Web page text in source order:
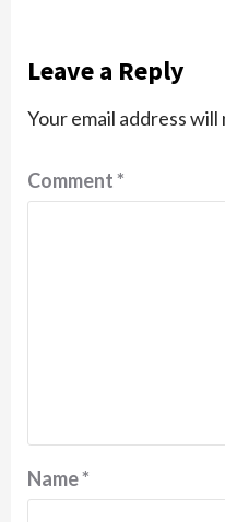
Leave a Reply
Your email address
Comment*
Name*